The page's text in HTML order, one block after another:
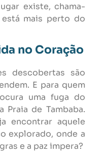
existe, chama-
está mais perto do
no Coração
descobertas são
E para quem
uma fuga do
Praia de Tambaba.
encontrar aquele
explorado, onde a
e a paz impera?